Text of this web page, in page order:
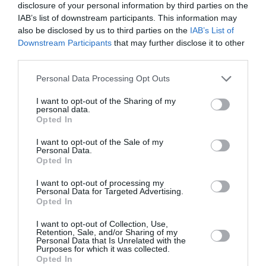
disclosure of your personal information by third parties on the
IAB’s list of downstream participants. This information may
also be disclosed by us to third parties on the IAB’s List of
Downstream Participants that may further disclose it to other
Personal Data Processing Opt Outs
I want to opt-out of the Sharing of my
personal data.
Opted In
I want to opt-out of the Sale of my
Personal Data.
Opted In
I want to opt-out of processing my
Personal Data for Targeted Advertising.
Opted In
I want to opt-out of Collection, Use,
Retention, Sale, and/or Sharing of my
Personal Data that Is Unrelated with the
Purposes for which it was collected.
Opted In
et gagner un revenu
pour ma famille ».
« L’inscription à la
beaucoup d’argent,
car je dépensais
beaucoup pour faire
par ma famille dans